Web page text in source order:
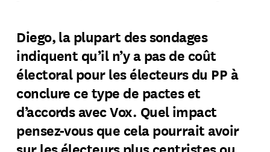
Diego, la plupart des sondages
indiquent qu’il n’y a pas de coût
électoral pour les électeurs du PP à
conclure ce type de pactes et
d’accords avec Vox. Quel impact
pensez-vous que cela pourrait avoir